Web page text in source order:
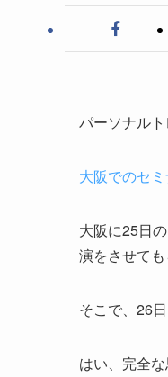
パーソナル
大阪でのセ
大阪に25日
演をさせて
そこで、26
はい、完全な